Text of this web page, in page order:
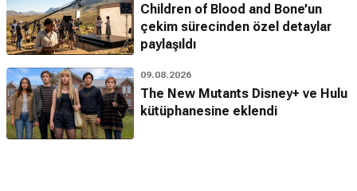
Children of Blood and Bone’un
çekim sürecinden özel detaylar
paylaşıldı
09.08.2026
The New Mutants Disney+ ve Hulu
kütüphanesine eklendi